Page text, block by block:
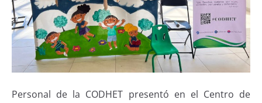
Personal de la CODHET presentó en el Centro de